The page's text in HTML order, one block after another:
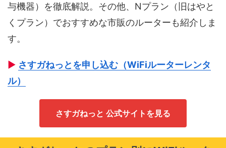
与機器）を徹底解説。その他、Nプラン（旧はやと
くプラン）でおすすめな市販のルーターも紹介しま
す。
▶ さすガねっとを申し込む（WiFiルーターレンタ
ル）
さすガねっと 公式サイトを見る